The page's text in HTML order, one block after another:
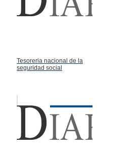
Tesoreria nacional de la
seguridad social